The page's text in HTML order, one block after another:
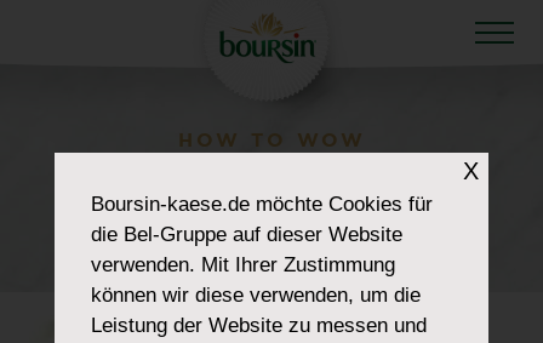
HOW TO WOW
BURGER-2
X
Boursin-kaese.demöchte Cookies für
die Bel-Gruppe auf dieser Website
verwenden. Mit Ihrer Zustimmung
können wir diese verwenden, um die
Leistung der Website zu messen und